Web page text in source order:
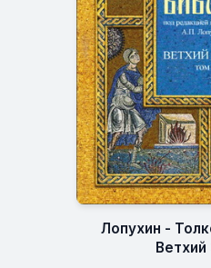
Лопухин -
Ветхий